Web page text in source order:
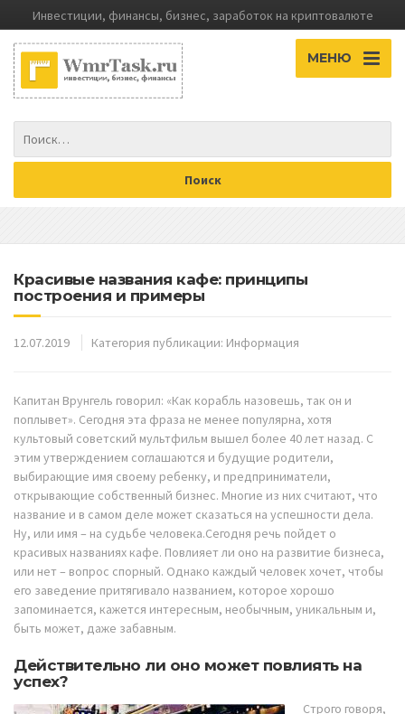
Инвестиции, финансы, бизнес, заработок на криптовалюте
МЕНЮ
Красивые названия кафе: принципы
построения и примеры
12.07.2019 Категория публикации: Информация
Капитан Врунгель говорил: «Как корабль назовешь, так он и
поплывет». Сегодня эта фраза не менее популярна, хотя
культовый советский мультфильм вышел более 40 лет назад. С
этим утверждением соглашаются и будущие родители,
выбирающие имя своему ребенку, и предприниматели,
открывающие собственный бизнес. Многие из них считают, что
название и в самом деле может сказаться на успешности дела.
Ну, или имя – на судьбе человека.Сегодня речь пойдет о
красивых названиях кафе. Повлияет ли оно на развитие бизнеса,
или нет – вопрос спорный. Однако каждый человек хочет, чтобы
его заведение притягивало названием, которое хорошо
запоминается, кажется интересным, необычным, уникальным и,
быть может, даже забавным.
Действительно ли оно может повлиять на
успех?
Строго говоря,